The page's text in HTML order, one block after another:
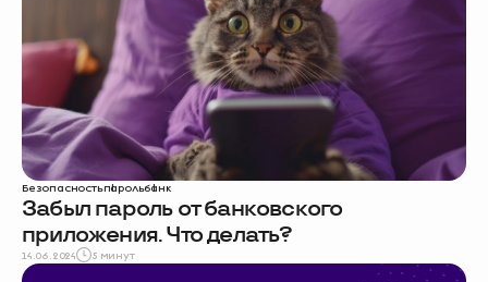
Безопасностьпарольбанк
Забыл пароль от банковского
приложения. Что делать?
14.06.2024 5 минут